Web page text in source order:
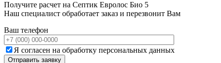
Получите расчет на Септик Евролос Био 5
Наш специалист обработает заказ и перезвонит Вам
Ваш телефон
Я согласен на обработку персональных данных